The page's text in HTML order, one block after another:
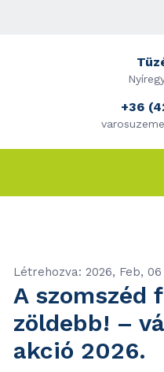
+36
Létrehozva: 2026, Feb, 06
A szomszéd
zöldebb! –
akció 2026.